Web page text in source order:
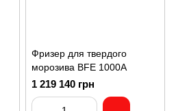
Фризер для твердого
морозива BFE 1000A
1 219 140 грн